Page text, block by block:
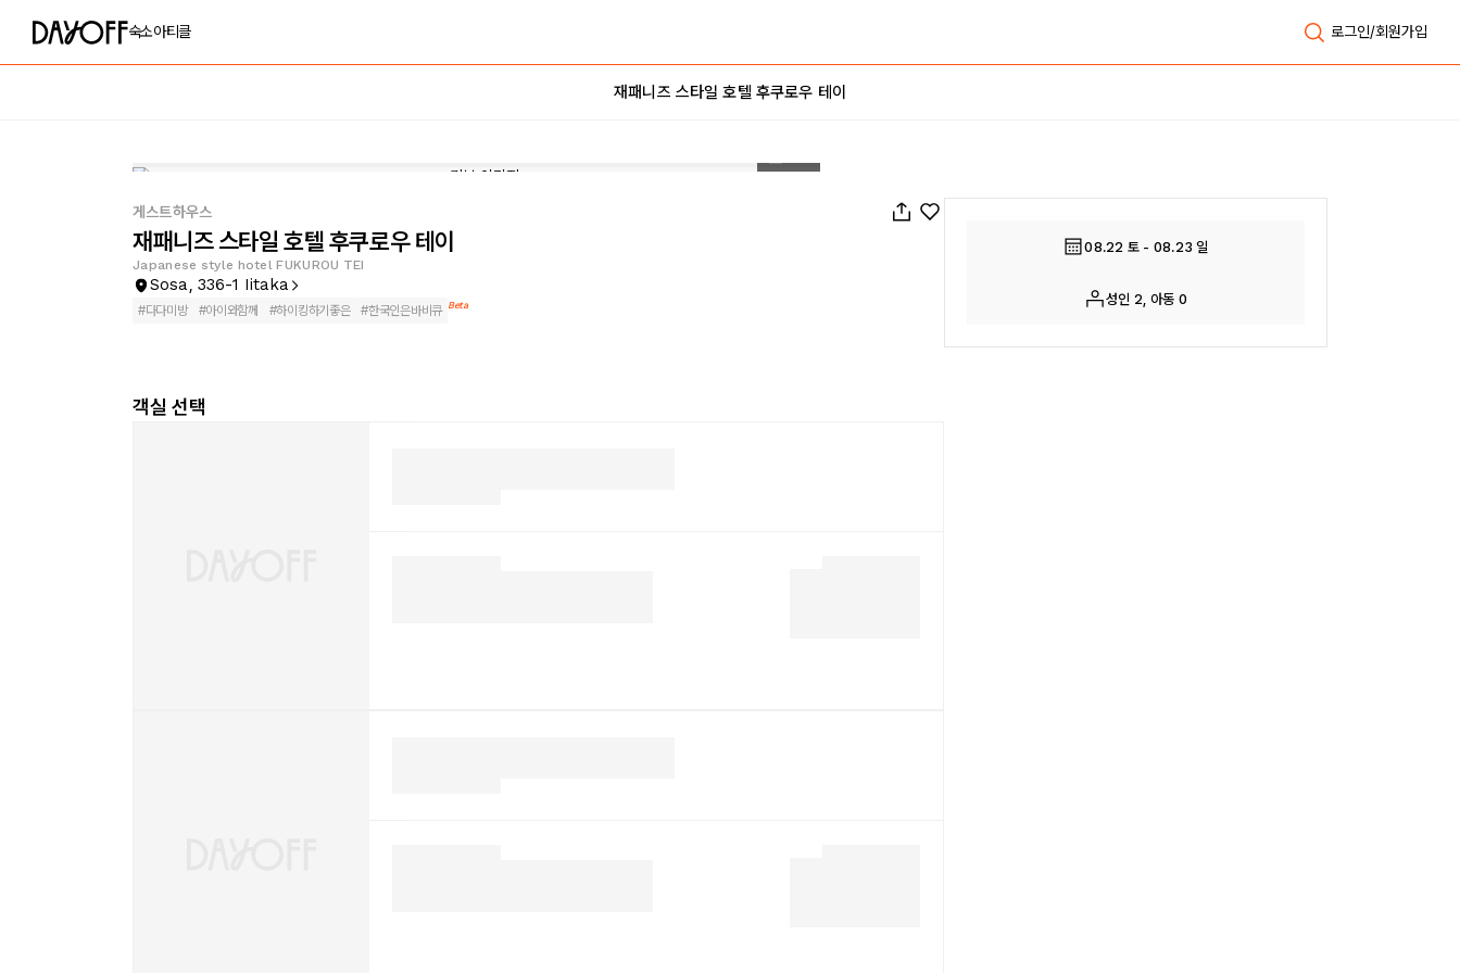
숙소아티클 로그인/회원가입
재패니즈 스타일 호텔 후쿠로우 테이
게스트하우스
재패니즈 스타일 호텔 후쿠로우 테이
Japanese style hotel FUKUROU TEI
Sosa, 336-1 Iitaka
#다다미방 #아이와함께 #하이킹하기좋은 #한국인은바비큐 Beta
객실 선택
08.22 토 - 08.23 일
성인 2, 아동 0